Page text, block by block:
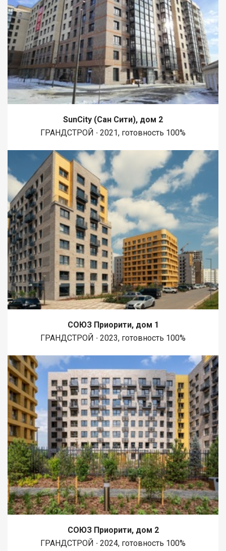
SunCity (Сан Сити), дом 2
ГРАНДСТРОЙ ∙ 2021, готовность 100%
СОЮЗ Приорити, дом 1
ГРАНДСТРОЙ ∙ 2023, готовность 100%
СОЮЗ Приорити, дом 2
ГРАНДСТРОЙ ∙ 2024, готовность 100%